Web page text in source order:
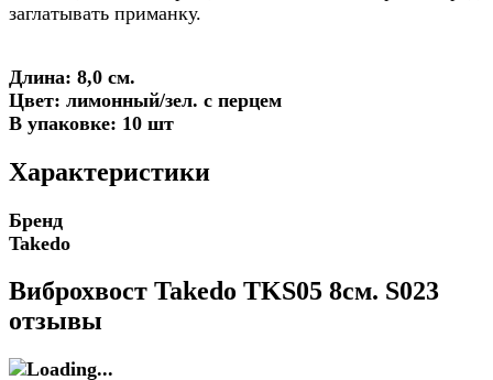
заглатывать приманку.
Длина: 8,0 см.
Цвет: лимонный/зел. с перцем
В упаковке: 10 шт
Характеристики
Бренд
Takedo
Виброхвост Takedo TKS05 8см. S023
отзывы